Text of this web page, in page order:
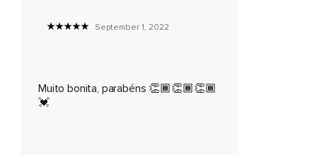
September 1, 2022
Muito bonita, parabéns 👏🏾👏🏾👏🏾
💓